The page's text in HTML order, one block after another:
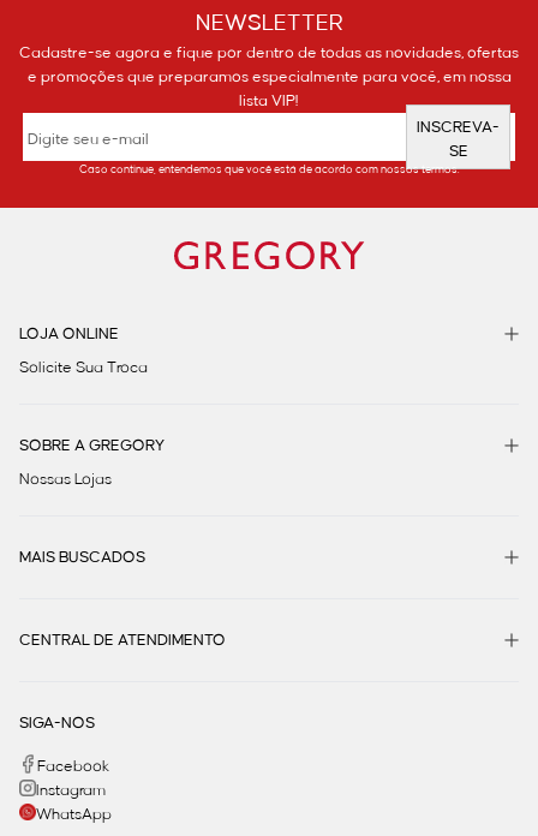
NEWSLETTER
Cadastre-se agora e fique por dentro de todas as novidades, ofertas
e promoções que preparamos especialmente para você, em nossa
lista VIP!
INSCREVA-
SE
Caso continue, entendemos que você está de acordo com nossos termos.
LOJA ONLINE
Solicite Sua Troca
SOBRE A GREGORY
Nossas Lojas
MAIS BUSCADOS
CENTRAL DE ATENDIMENTO
SIGA-NOS
Facebook
Instagram
WhatsApp